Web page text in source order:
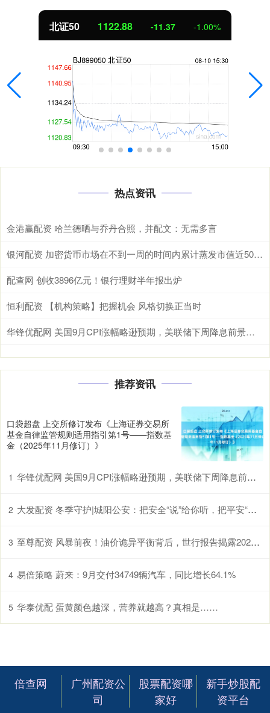
北证50 1122.88 -11.37 -1.00%
热点资讯
金港赢配资 哈兰德晒与乔丹合照，并配文：无需多言
银河配资 加密货币市场在不到一周的时间内累计蒸发市值近5000亿美元
配查网 创收3896亿元！银行理财半年报出炉
恒利配资 【机构策略】把握机会 风格切换正当时
华锋优配网 美国9月CPI涨幅略逊预期，美联储下周降息前景更加明朗
推荐资讯
口袋超盘 上交所修订发布《上海证券交易所
基金自律监管规则适用指引第1号——指数基
金（2025年11月修订）》
1 华锋优配网 美国9月CPI涨幅略逊预期，美联储下周降息前景更加明朗
2 大发配资 冬季守护|城阳公安：把安全“说”给你听，把平安“送”到你身边
3 至尊配资 风暴前夜！油价诡异平衡背后，世行报告揭露2026年“供需鸿沟”
4 易倍策略 蔚来：9月交付34749辆汽车，同比增长64.1%
5 华泰优配 蛋黄颜色越深，营养就越高？真相是……
倍查网
广州配资公
司
股票配资哪
家好
新手炒股配
资平台